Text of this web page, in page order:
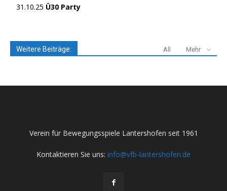
31.10.25 Ü30 Party
Weitere Beiträge: All Mehr
Verein für Bewegungsspiele Lantershofen seit 1961
Kontaktieren Sie uns: info@vfb-lantershofen.de